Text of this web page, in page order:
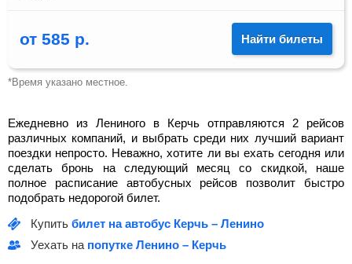
от 585 р. Найти билеты
*Время указано местное.
Ежедневно из Лениного в Керчь отправляются 2 рейсов
различных компаний, и выбрать среди них лучший вариант
поездки непросто. Неважно, хотите ли вы ехать сегодня или
сделать бронь на следующий месяц со скидкой, наше
полное расписание автобусных рейсов позволит быстро
подобрать недорогой билет.
Купить билет на автобус Керчь – Ленино
Уехать на попутке Ленино – Керчь